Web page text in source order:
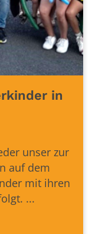
in
unser zur
auf dem
mit ihren
...